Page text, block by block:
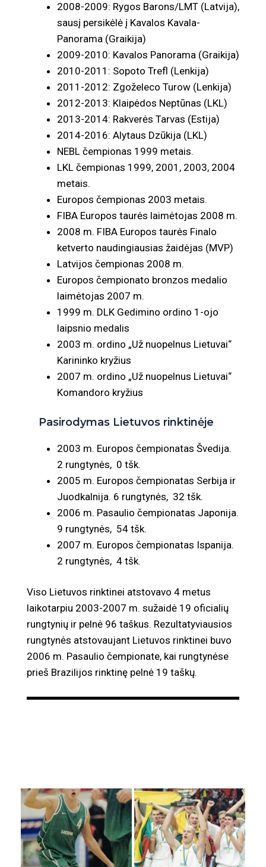
2008-2009: Rygos Barons/LMT (Latvija),
sausį persikėlė į Kavalos Kavala-
Panorama (Graikija)
2009-2010: Kavalos Panorama (Graikija)
2010-2011: Sopoto Trefl (Lenkija)
2011-2012: Zgoželeco Turow (Lenkija)
2012-2013: Klaipėdos Neptūnas (LKL)
2013-2014: Rakverės Tarvas (Estija)
2014-2016: Alytaus Dzūkija (LKL)
NEBL čempionas 1999 metais.
LKL čempionas 1999, 2001, 2003, 2004
metais.
Europos čempionas 2003 metais.
FIBA Europos taurės laimėtojas 2008 m.
2008 m. FIBA Europos taurės Finalo
ketverto naudingiausias žaidėjas (MVP)
Latvijos čempionas 2008 m.
Europos čempionato bronzos medalio
laimėtojas 2007 m.
1999 m. DLK Gedimino ordino 1-ojo
laipsnio medalis
2003 m. ordino „Už nuopelnus Lietuvai“
Karininko kryžius
2007 m. ordino „Už nuopelnus Lietuvai“
Komandoro kryžius
Pasirodymas Lietuvos rinktinėje
2003 m. Europos čempionatas Švedija.
2 rungtynės, 0 tšk.
2005 m. Europos čempionatas Serbija ir
Juodkalnija. 6 rungtynės, 32 tšk.
2006 m. Pasaulio čempionatas Japonija.
9 rungtynės, 54 tšk.
2007 m. Europos čempionatas Ispanija.
2 rungtynės, 4 tšk.
Viso Lietuvos rinktinei atstovavo 4 metus
laikotarpiu 2003-2007 m. sužaidė 19 oficialių
rungtynių ir pelnė 96 taškus. Rezultatyviausios
rungtynės atstovaujant Lietuvos rinktinei buvo
2006 m. Pasaulio čempionate, kai rungtynėse
prieš Brazilijos rinktinę pelnė 19 taškų.